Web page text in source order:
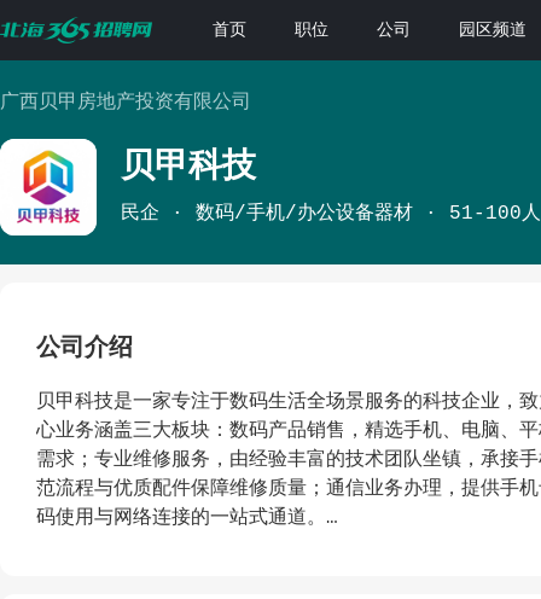
首页 职位 公司 园区频道
广西贝甲房地产投资有限公司
贝甲科技
民企 数码/手机/办公设备器材 51-100人
公司介绍
贝甲科技是一家专注于数码生活全场景服务的科技企业，
心业务涵盖三大板块：数码产品销售，精选手机、电脑、
需求；专业维修服务，由经验丰富的技术团队坐镇，承接
范流程与优质配件保障维修质量；通信业务办理，提供手
码使用与网络连接的一站式通道。